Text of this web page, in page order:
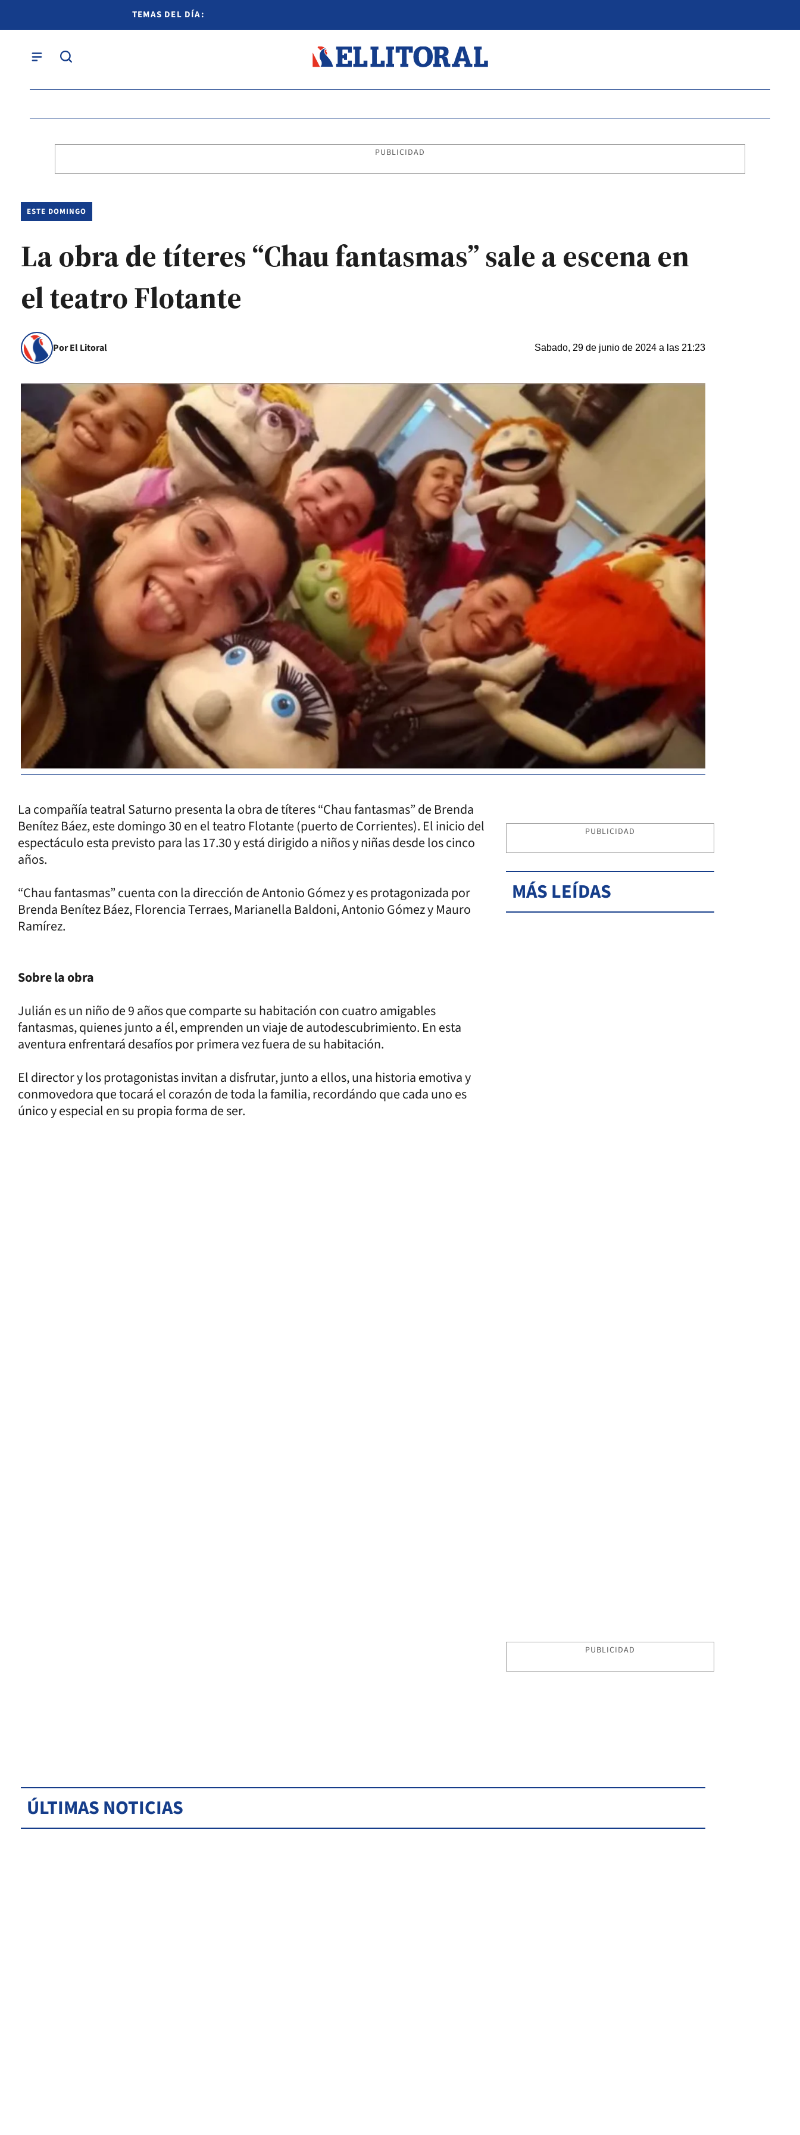
TEMAS DEL DÍA:
PUBLICIDAD
ESTE DOMINGO
La obra de títeres “Chau fantasmas” sale a escena en
el teatro Flotante
Por El Litoral Sabado, 29 de junio de 2024 a las 21:23
La compañía teatral Saturno presenta la obra de títeres “Chau fantasmas” de Brenda
Benítez Báez, este domingo 30 en el teatro Flotante (puerto de Corrientes). El inicio del
espectáculo esta previsto para las 17.30 y está dirigido a niños y niñas desde los cinco
años.
“Chau fantasmas” cuenta con la dirección de Antonio Gómez y es protagonizada por
Brenda Benítez Báez, Florencia Terraes, Marianella Baldoni, Antonio Gómez y Mauro
Ramírez.
Sobre la obra
Julián es un niño de 9 años que comparte su habitación con cuatro amigables
fantasmas, quienes junto a él, emprenden un viaje de autodescubrimiento. En esta
aventura enfrentará desafíos por primera vez fuera de su habitación.
El director y los protagonistas invitan a disfrutar, junto a ellos, una historia emotiva y
conmovedora que tocará el corazón de toda la familia, recordándo que cada uno es
único y especial en su propia forma de ser.
PUBLICIDAD
MÁS LEÍDAS
PUBLICIDAD
ÚLTIMAS NOTICIAS